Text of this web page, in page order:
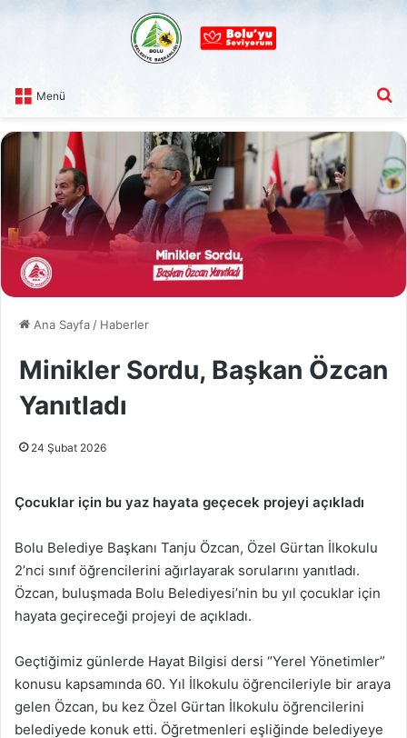
Menü
Ana Sayfa/ Haberler
Minikler Sordu, Başkan Özcan
Yanıtladı
24 Şubat 2026
Çocuklar için bu yaz hayata geçecek projeyi açıkladı
Bolu Belediye Başkanı Tanju Özcan, Özel Gürtan İlkokulu
2’nci sınıf öğrencilerini ağırlayarak sorularını yanıtladı.
Özcan, buluşmada Bolu Belediyesi’nin bu yıl çocuklar için
hayata geçireceği projeyi de açıkladı.
Geçtiğimiz günlerde Hayat Bilgisi dersi “Yerel Yönetimler”
konusu kapsamında 60. Yıl İlkokulu öğrencileriyle bir araya
gelen Özcan, bu kez Özel Gürtan İlkokulu öğrencilerini
belediyede konuk etti. Öğretmenleri eşliğinde belediyeye